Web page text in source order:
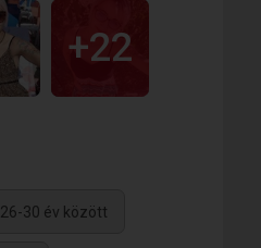
+22
26-30 év között